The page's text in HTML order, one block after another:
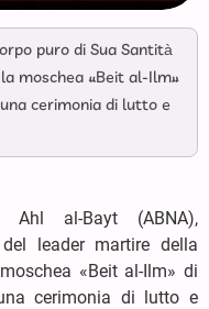
puro di Sua Santità
moschea «Beit al-Ilm»
cerimonia di lutto e
Ahl al-Bayt (ABNA),
leader martire della
«Beit al-Ilm» di
cerimonia di lutto e